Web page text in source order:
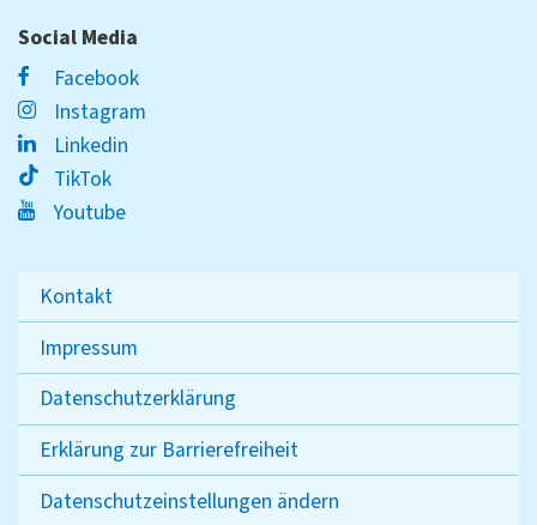
Social Media
Facebook
Instagram
Linkedin
TikTok
Youtube
Kontakt
Impressum
Datenschutzerklärung
Erklärung zur Barrierefreiheit
Datenschutzeinstellungen ändern